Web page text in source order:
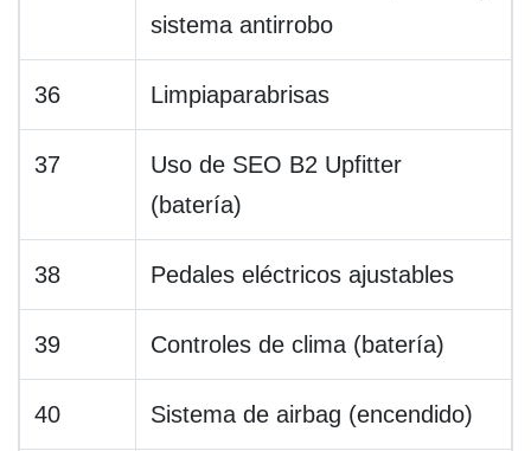
sistema antirrobo
36 Limpiaparabrisas
37
Uso de SEO B2 Upfitter
(batería)
38 Pedales eléctricos ajustables
39 Controles de clima (batería)
40 Sistema de airbag (encendido)